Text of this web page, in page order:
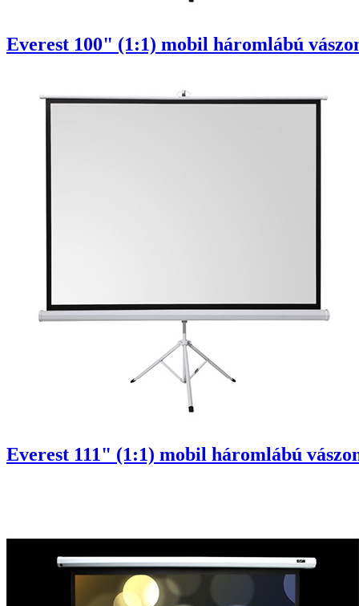
Everest 100" (1:1) mobil háromlábú
Everest 111" (1:1) mobil háromlábú